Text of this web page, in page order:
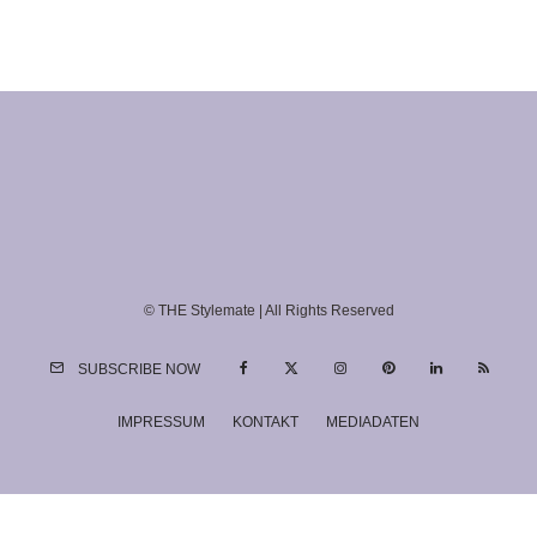
© THE Stylemate | All Rights Reserved
SUBSCRIBE NOW
IMPRESSUM KONTAKT MEDIADATEN